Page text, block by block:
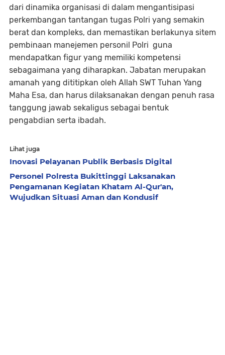
dari dinamika organisasi di dalam mengantisipasi
perkembangan tantangan tugas Polri yang semakin
berat dan kompleks, dan memastikan berlakunya sitem
pembinaan manejemen personil Polri guna
mendapatkan figur yang memiliki kompetensi
sebagaimana yang diharapkan. Jabatan merupakan
amanah yang dititipkan oleh Allah SWT Tuhan Yang
Maha Esa, dan harus dilaksanakan dengan penuh rasa
tanggung jawab sekaligus sebagai bentuk
pengabdian serta ibadah.
Lihat juga
Inovasi Pelayanan Publik Berbasis Digital
Personel Polresta Bukittinggi Laksanakan
Pengamanan Kegiatan Khatam Al-Qur'an,
Wujudkan Situasi Aman dan Kondusif